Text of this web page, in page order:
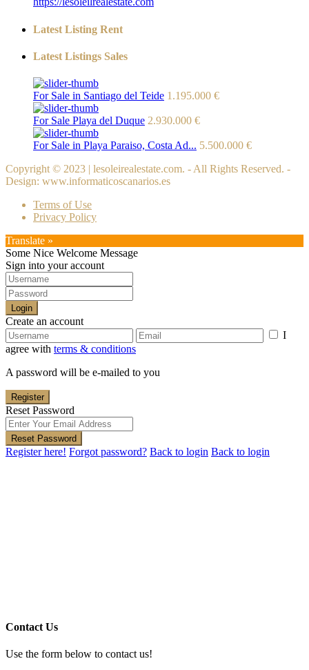
Latest Listing Rent
Latest Listings Sales
For Sale in Santiago del Teide 1.195.000 €
For Sale Playa del Duque 2.930.000 €
For Sale in Playa Paraiso, Costa Ad... 5.500.000 €
Copyright © 2023 | lesoleirealestate.com. - All Rights Reserved. -
Design: www.informaticoscanarios.es
Terms of Use
Privacy Policy
Translate »
Some Nice Welcome Message
Sign into your account
Login
Create an account
I
agree with terms & conditions
A password will be e-mailed to you
Register
Reset Password
Reset Password
Register here! Forgot password? Back to login Back to login
Contact Us
Use the form below to contact us!